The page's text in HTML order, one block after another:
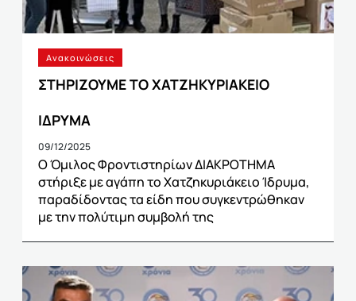
Ανακοινώσεις
ΣΤΗΡΙΖΟΥΜΕ ΤΟ ΧΑΤΖΗΚΥΡΙΑΚΕΙΟ
ΙΔΡΥΜΑ
09/12/2025
Ο Όμιλος Φροντιστηρίων ΔΙΑΚΡΟΤΗΜΑ
στήριξε με αγάπη το Χατζηκυριάκειο Ίδρυμα,
παραδίδοντας τα είδη που συγκεντρώθηκαν
με την πολύτιμη συμβολή της